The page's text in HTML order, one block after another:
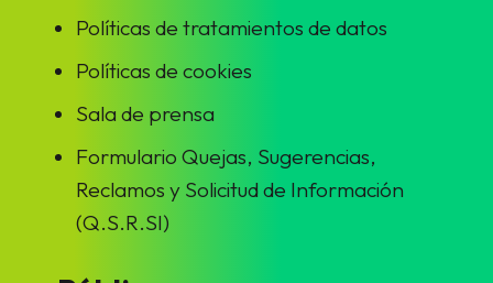
Políticas de tratamientos de datos
Políticas de cookies
Sala de prensa
Formulario Quejas, Sugerencias,
Reclamos y Solicitud de Información
(Q.S.R.SI)